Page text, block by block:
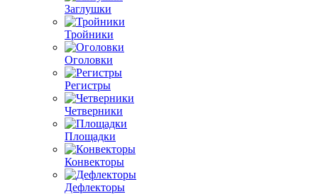
Заглушки
Тройники
Оголовки
Регистры
Четверники
Площадки
Конвекторы
Дефлекторы